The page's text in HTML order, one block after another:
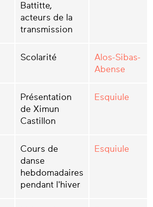
Battitte,
acteurs de la
transmission
Scolarité
Alos-Sibas-
Abense
Présentation
de Ximun
Castillon
Esquiule
Cours de
danse
hebdomadaires
pendant l'hiver
Esquiule